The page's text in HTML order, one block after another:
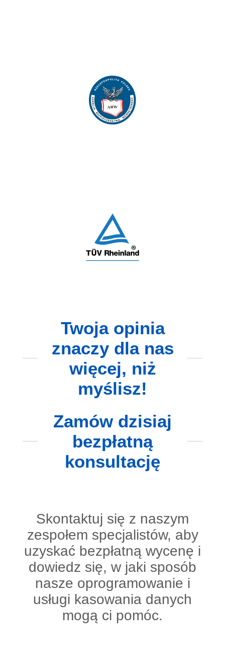
Twoja opinia
znaczy dla nas
więcej, niż
myślisz!
Zamów dzisiaj
bezpłatną
konsultację
Skontaktuj się z naszym
zespołem specjalistów, aby
uzyskać bezpłatną wycenę i
dowiedz się, w jaki sposób
nasze oprogramowanie i
usługi kasowania danych
mogą ci pomóc.